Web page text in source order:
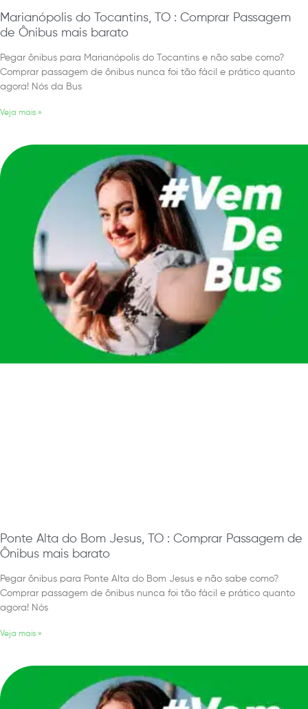
Marianópolis do Tocantins, TO : Comprar Passagem
de Ônibus mais barato
Pegar ônibus para Marianópolis do Tocantins e não sabe como?
Comprar passagem de ônibus nunca foi tão fácil e prático quanto
agora! Nós da Bus
Veja mais »
Ponte Alta do Bom Jesus, TO : Comprar Passagem de
Ônibus mais barato
Pegar ônibus para Ponte Alta do Bom Jesus e não sabe como?
Comprar passagem de ônibus nunca foi tão fácil e prático quanto
agora! Nós
Veja mais »